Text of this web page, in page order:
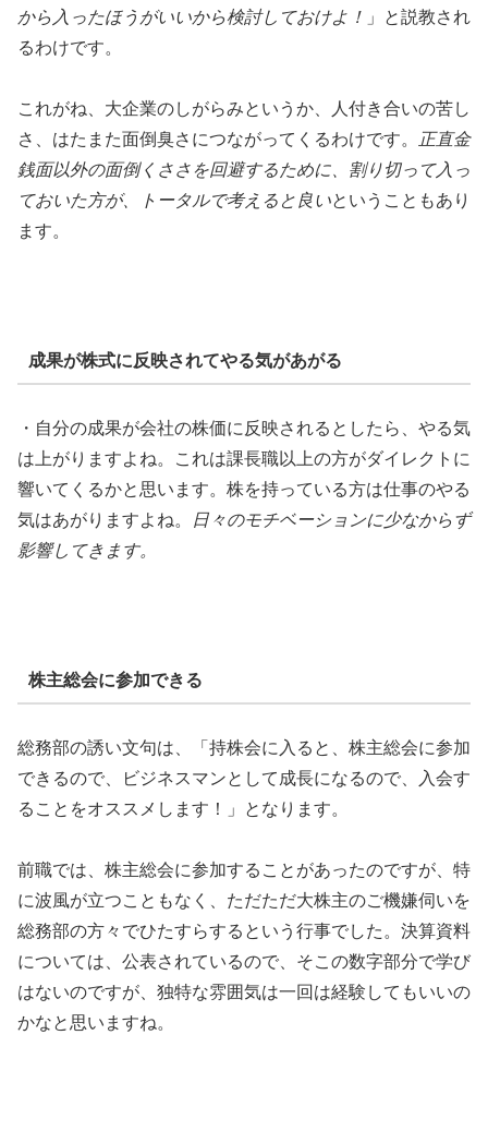
から入ったほうがいいから検討しておけよ！ 」と説教され
るわけです。
これがね、大企業のしがらみというか、人付き合いの苦し
さ、はたまた面倒臭さにつながってくるわけです。
正直金
銭面以外の面倒くささを回避するために、割り切って入っ
ておいた方が、トータルで考えると良いということもあり
ます。
成果が株式に反映されてやる気があがる
・自分の成果が会社の株価に反映されるとしたら、やる気
は上がりますよね。これは課長職以上の方がダイレクトに
響いてくるかと思います。株を持っている方は仕事のやる
気はあがりますよね。
日々のモチベーションに少なからず
影響してきます。
株主総会に参加できる
総務部の誘い文句は、「持株会に入ると、株主総会に参加
できるので、ビジネスマンとして成長になるので、入会す
ることをオススメします！」となります。
前職では、株主総会に参加することがあったのですが、特
に波風が立つこともなく、ただただ大株主のご機嫌伺いを
総務部の方々でひたすらするという行事でした。決算資料
については、公表されているので、そこの数字部分で学び
はないのですが、独特な雰囲気は一回は経験してもいいの
かなと思いますね。